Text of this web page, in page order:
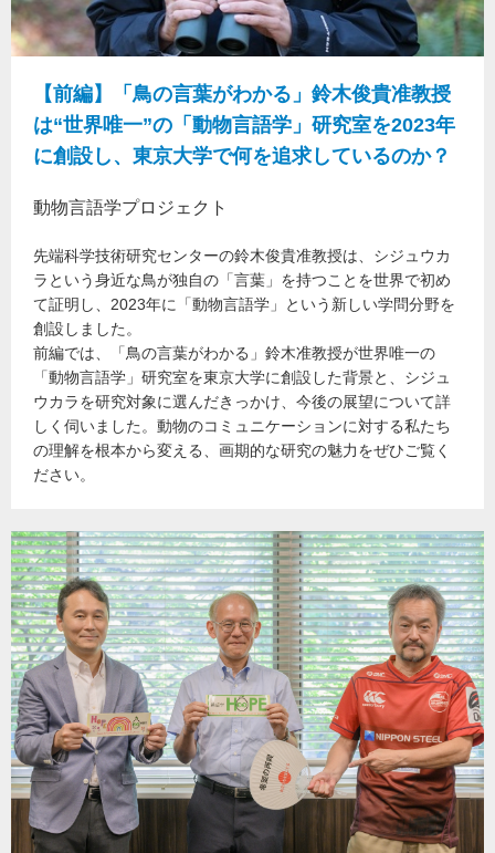
【前編】「鳥の言葉がわかる」鈴木俊貴准教授
は“世界唯一”の「動物言語学」研究室を2023年
に創設し、東京大学で何を追求しているのか？
動物言語学プロジェクト
先端科学技術研究センターの鈴木俊貴准教授は、シジュウカ
ラという身近な鳥が独自の「言葉」を持つことを世界で初め
て証明し、2023年に「動物言語学」という新しい学問分野を
創設しました。
前編では、「鳥の言葉がわかる」鈴木准教授が世界唯一の
「動物言語学」研究室を東京大学に創設した背景と、シジュ
ウカラを研究対象に選んだきっかけ、今後の展望について詳
しく伺いました。動物のコミュニケーションに対する私たち
の理解を根本から変える、画期的な研究の魅力をぜひご覧く
ださい。